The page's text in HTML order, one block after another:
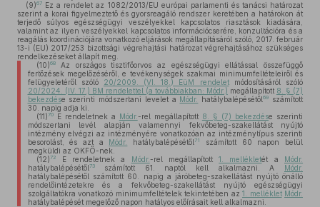
(9)67 Ez a rendelet az 1082/2013/EU európai parlamenti és tanácsi határozat
szerint a korai figyelmeztető és gyorsreagáló rendszer keretében a határokon át
terjedő súlyos egészségügyi veszélyekkel kapcsolatos riasztások kiadására,
valamint az ilyen veszélyekkel kapcsolatos információcserére, konzultációra és a
reagálás koordinációjára vonatkozó eljárások megállapításáról szóló, 2017. február
13-i (EU) 2017/253 bizottsági végrehajtási határozat végrehajtásához szükséges
rendelkezéseket állapít meg.
(10)68Az országos tisztifőorvos az egészségügyi ellátással összefüggő
fertőzések megelőzéséről, e tevékenységek szakmai minimumfeltételeiről és
felügyeletéről szóló 20/2009. (VI. 18.) EüM rendeletmódosításáról szóló
20/2024. (IV. 17.) BM rendelettel (a továbbiakban: Módr.) megállapított 8. § (7)
bekezdése szerinti módszertani levelet a Módr. hatálybalépésétől69
számított
30. napig adja ki.
(11)70E rendeletnek a Módr.-rel megállapított 8. § (7) bekezdése szerinti
módszertani levél alapján valamennyi fekvőbeteg-szakellátást nyújtó
intézmény elvégzi az intézményére vonatkozóan az intézménytípus szerinti
besorolást, és azt a Módr. hatálybalépésétől71
számított 60 napon belül
megküldi az OKFŐ-nek.
(12)72 E rendeletnek a Módr.-rel megállapított1. mellékletét a Módr.
hatálybalépésétől73számított 61. naptól kell alkalmazni. A Módr.
hatálybalépésétől számított 60. napig a járóbeteg-szakellátást nyújtó önálló
rendelőintézetekre és a fekvőbeteg-szakellátást nyújtó egészségügyi
szolgáltatókra vonatkozó minimumfeltételek tekintetében az 1. melléklet Módr.
hatálybalépését megelőző napon hatályos előírásait kell alkalmazni.